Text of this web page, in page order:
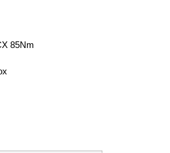
85Nm